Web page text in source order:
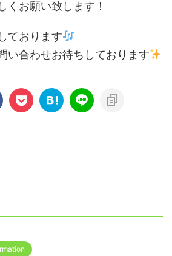
くお願い致します！
ております
い合わせお待ちしております